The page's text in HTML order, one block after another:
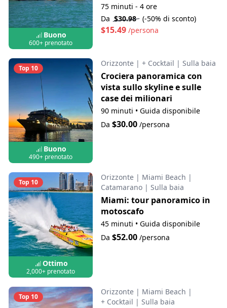
Buono
600+ prenotato
75 minuti - 4 ore
Da $30.98 (-50% di sconto)
$15.49/persona
Top 10
Buono
490+ prenotato
Orizzonte | + Cocktail | Sulla baia
Crociera panoramica con
vista sullo skyline e sulle
case dei milionari
90 minuti • Guida disponibile
Da $30.00/persona
Top 10
Ottimo
2,000+ prenotato
Orizzonte | Miami Beach |
Catamarano | Sulla baia
Miami: tour panoramico in
motoscafo
45 minuti • Guida disponibile
Da $52.00/persona
Top 10
Orizzonte | Miami Beach |
+ Cocktail | Sulla baia